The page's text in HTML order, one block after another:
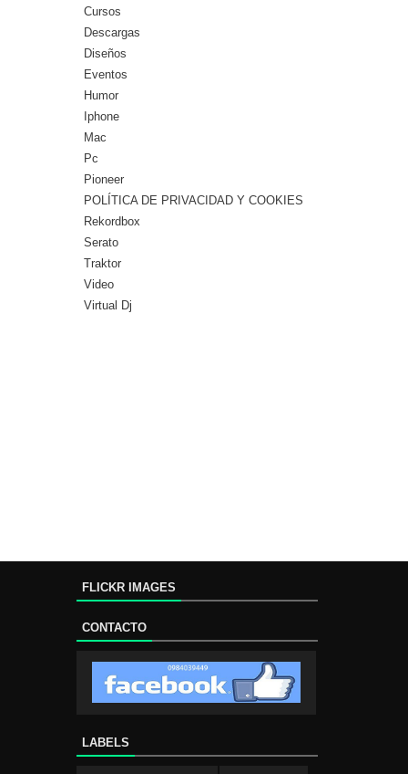
Cursos
Descargas
Diseños
Eventos
Humor
Iphone
Mac
Pc
Pioneer
POLÍTICA DE PRIVACIDAD Y COOKIES
Rekordbox
Serato
Traktor
Video
Virtual Dj
FLICKR IMAGES
CONTACTO
LABELS